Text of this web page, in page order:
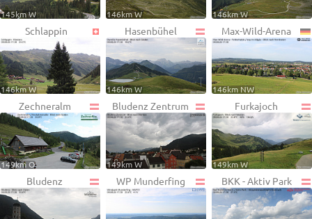
145km W 146km W 146km W
Schlappin
146km W
Hasenbühel
146km W
Max-Wild-Arena
146km NW
Zechneralm
149km O
Bludenz Zentrum
149km W
Furkajoch
149km W
Bludenz WP Munderfing BKK - Aktiv Park